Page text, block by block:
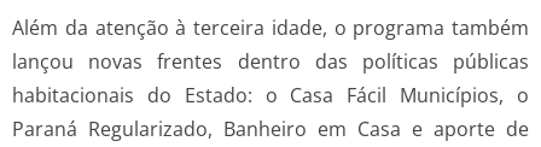
Além da atenção à terceira idade, o programa também
lançou novas frentes dentro das políticas públicas
habitacionais do Estado: o Casa Fácil Municípios, o
Paraná Regularizado, Banheiro em Casa e aporte de